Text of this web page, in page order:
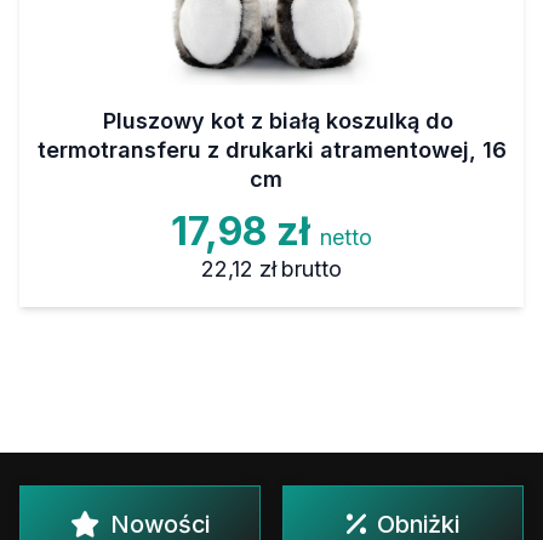
Pluszowy kot z białą koszulką do
termotransferu z drukarki atramentowej, 16
cm
17,98 zł netto
22,12 zł brutto
Nowości Obniżki